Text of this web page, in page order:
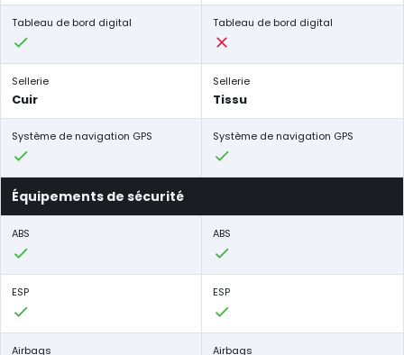
Tableau de bord digital Tableau de bord digital
Sellerie
Cuir
Sellerie
Tissu
Système de navigation GPS Système de navigation GPS
Équipements de sécurité
ABS ABS
ESP ESP
Airbags Airbags